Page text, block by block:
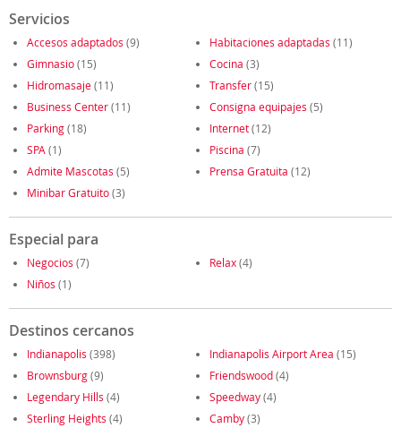
Servicios
Accesos adaptados (9) Habitaciones adaptadas (11)
Gimnasio(15) Cocina (3)
Hidromasaje(11) Transfer(15)
Business Center(11) Consigna equipajes (5)
Parking(18) Internet(12)
SPA (1) Piscina (7)
Admite Mascotas (5) Prensa Gratuita (12)
Minibar Gratuito(3)
Especial para
Negocios (7) Relax(4)
Niños (1)
Destinos cercanos
Indianapolis (398) Indianapolis Airport Area (15)
Brownsburg(9) Friendswood(4)
Legendary Hills (4) Speedway(4)
Sterling Heights (4) Camby(3)